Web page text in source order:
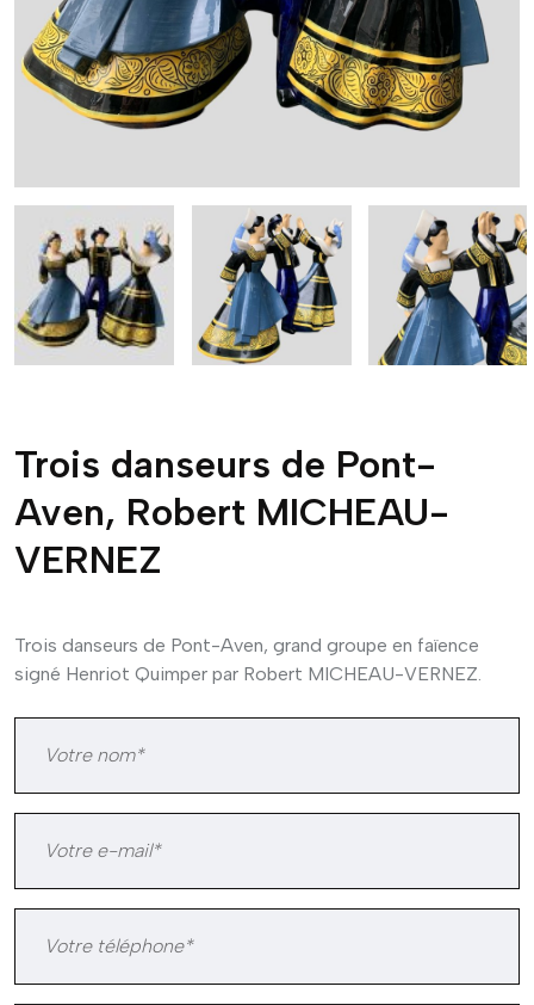
Trois danseurs de Pont-
Aven, Robert MICHEAU-
VERNEZ
Trois danseurs de Pont-Aven, grand groupe en faïence
signé Henriot Quimper par Robert MICHEAU-VERNEZ.